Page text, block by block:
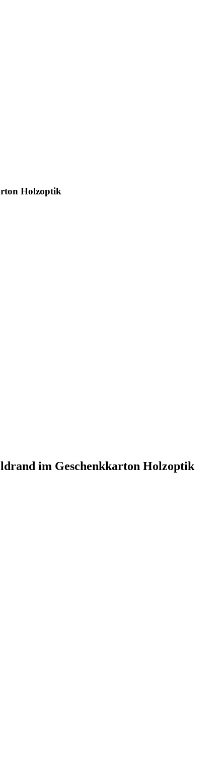
Holzoptik
im Geschenkkarton Holzoptik